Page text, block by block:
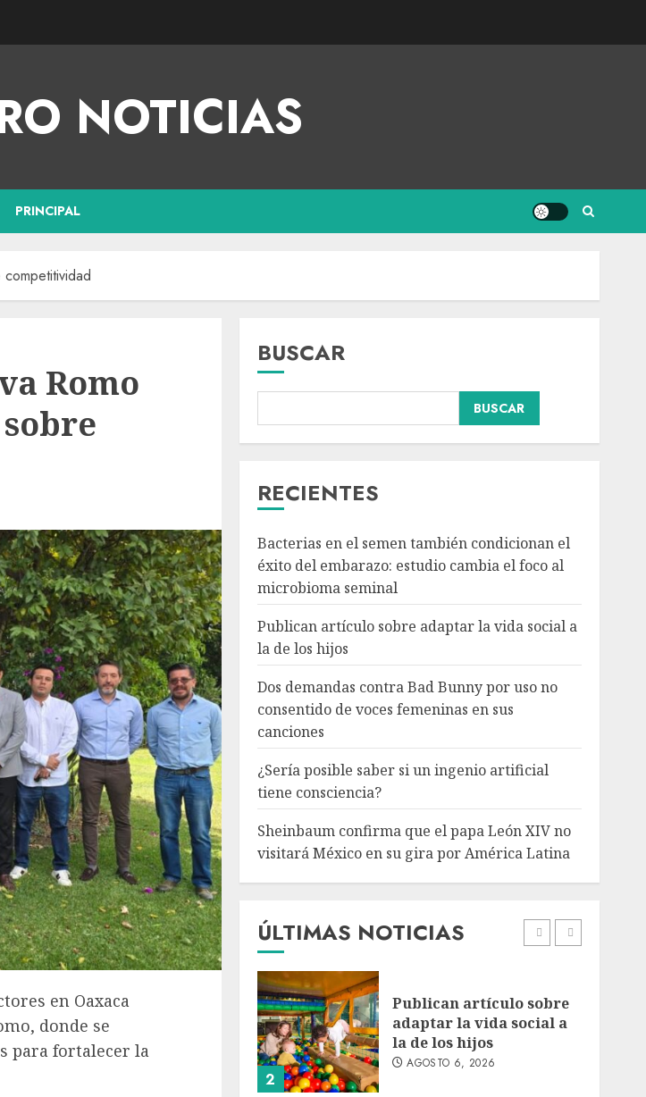
NOTICIAS
PRINCIPAL
Romo
en Oaxaca
donde se
para fortalecer la
BUSCAR
BUSCAR
RECIENTES
Bacterias en el semen también condicionan el
éxito del embarazo: estudio cambia el foco al
microbioma seminal
Publican artículo sobre adaptar la vida social a
la de los hijos
Dos demandas contra Bad Bunny por uso no
consentido de voces femeninas en sus
canciones
¿Sería posible saber si un ingenio artificial
tiene consciencia?
Sheinbaum confirma que el papa León XIV no
visitará México en su gira por América Latina
ÚLTIMAS NOTICIAS
Dos demandas contra
Bad Bunny por uso no
4
¿Sería posible saber si un
ingenio artificial tiene
consciencia?
5
Sheinbaum confirma que
visitará México en su
gira por América Latina
1
Bacterias en el semen
también condicionan el
éxito del embarazo:
microbioma seminal
AGOSTO 6, 2026
2
Publican artículo sobre
adaptar la vida social a
la de los hijos
AGOSTO 6, 2026